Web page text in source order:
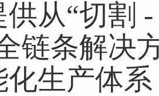
从“切割
链条解决
化生产体